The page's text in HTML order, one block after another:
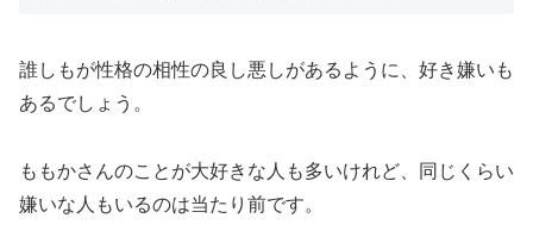
誰しもが性格の相性の良し悪しがあるように、好き嫌いも
あるでしょう。
ももかさんのことが大好きな人も多いけれど、同じくらい
嫌いな人もいるのは当たり前です。